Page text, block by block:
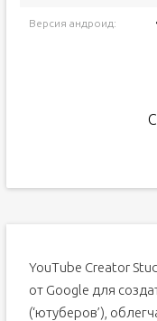
Версия андроид:
YouTube Creator
от Google для
(‘ютуберов’),